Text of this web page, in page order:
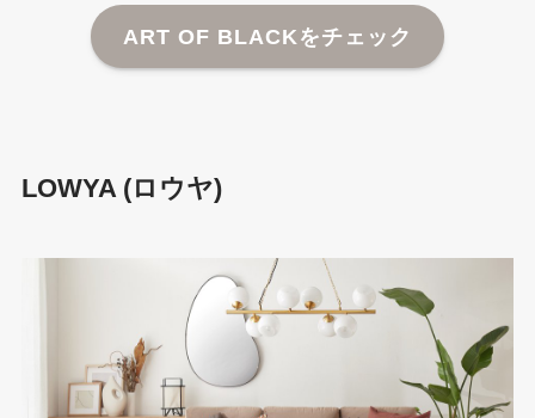
ART OF BLACKをチェック
LOWYA (ロウヤ)